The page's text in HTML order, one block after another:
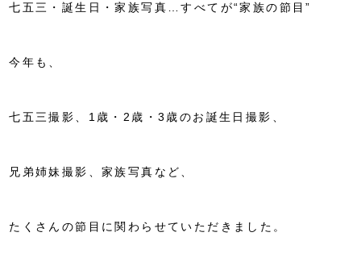
七五三・誕生日・家族写真 …すべてが“家族の節目”
今年も、
七五三撮影、1歳・2歳・3歳のお誕生日撮影、
兄弟姉妹撮影、家族写真など、
たくさんの節目に関わらせていただきました。